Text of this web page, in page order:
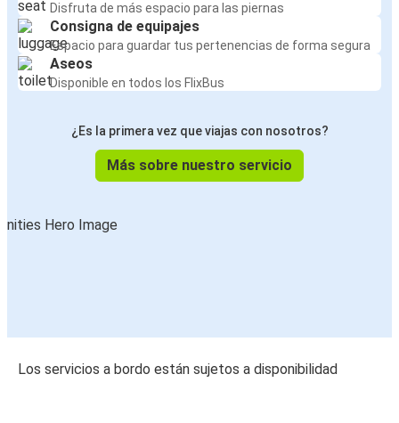
Disfruta de más espacio para las piernas
Consigna de equipajes
Espacio para guardar tus pertenencias de forma segura
Aseos
Disponible en todos los FlixBus
¿Es la primera vez que viajas con nosotros?
Más sobre nuestro servicio
Los servicios a bordo están sujetos a disponibilidad